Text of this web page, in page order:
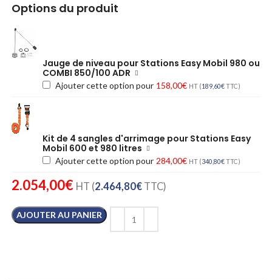
Options du produit
Jauge de niveau pour Stations Easy Mobil 980 ou
COMBI 850/100 ADR
Ajouter cette option pour 158,00€ HT (189,60€TTC)
Kit de 4 sangles d'arrimage pour Stations Easy
Mobil 600 et 980 litres
Ajouter cette option pour 284,00€ HT (340,80€TTC)
2.054,00€ HT (2.464,80€ TTC)
AJOUTER AU PANIER